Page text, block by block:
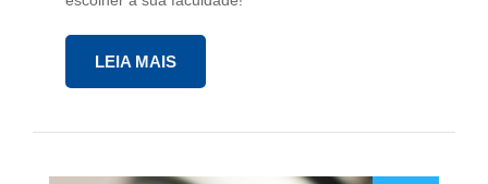
LEIA MAIS